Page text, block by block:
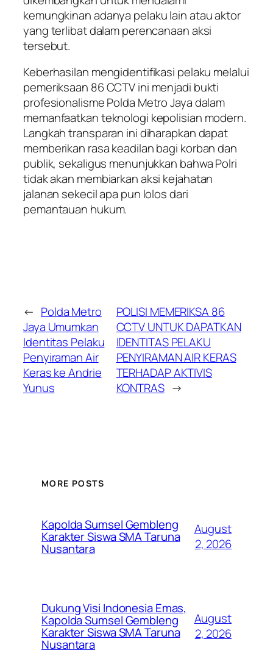
kemungkinan adanya pelaku lain atau aktor
yang terlibat dalam perencanaan aksi
tersebut.
Keberhasilan mengidentifikasi pelaku melalui
pemeriksaan 86 CCTV ini menjadi bukti
profesionalisme Polda Metro Jaya dalam
memanfaatkan teknologi kepolisian modern.
Langkah transparan ini diharapkan dapat
memberikan rasa keadilan bagi korban dan
publik, sekaligus menunjukkan bahwa Polri
tidak akan membiarkan aksi kejahatan
jalanan sekecil apa pun lolos dari
pemantauan hukum.
← Polda Metro
Jaya Umumkan
Identitas Pelaku
Penyiraman Air
Keras ke Andrie
Yunus
POLISI MEMERIKSA 86
CCTV UNTUK DAPATKAN
IDENTITAS PELAKU
PENYIRAMAN AIR KERAS
TERHADAP AKTIVIS
KONTRAS →
MORE POSTS
Kapolda Sumsel Gembleng
Karakter Siswa SMA Taruna
Nusantara
August
2, 2026
Dukung Visi Indonesia Emas,
Kapolda Sumsel Gembleng
Karakter Siswa SMA Taruna
Nusantara
August
2, 2026